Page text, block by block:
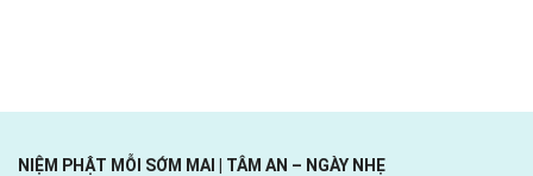
NIỆM PHẬT MỖI SỚM MAI | TÂM AN – NGÀY NHẸ